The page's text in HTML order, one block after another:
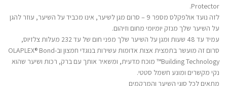
Protector.
לזה נועד אולפקלס מספר 9 – סרום מגן לשיער, אינו מכביד על השיער, עוזר להגן
על השיער שלך מנזק יומיומי מחום וזיהום.
עמיד עד 48 שעות ומגן על השיער שלך מפני חום של עד 232 מעלות צלזיוס,
סרום זה מועשר בתמצית אצות אדומות עשירות בנוגדי חמצון וב-OLAPLEX® Bond
Building Technology™ מוכח מדעית, ומשאיר אותך עם ברק, רכות ושיער שהוא
נקי מקשרים ומונע חשמל סטטי.
מתאים לכל סוגי השיער והמרקמים